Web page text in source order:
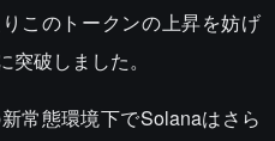
このトークンの上昇を妨げ
破しました。
常態環境下でSolanaはさら